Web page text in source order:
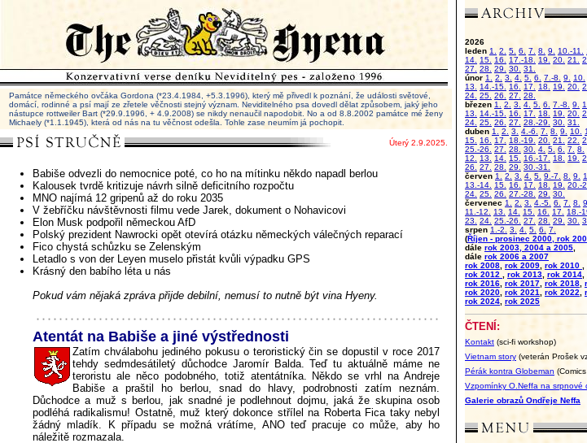
2026
leden 1. 2. 5. 6. 7. 8. 9. 10.-11.
14.
15. 16. 17.-18. 19. 20. 21.
27.
28. 29. 30. 31.
únor 1. 2. 3. 4. 5. 6. 7.-8. 9. 10.
13.
14.-15. 16. 17. 18. 19. 20.
24. 25. 26. 27.
28.
březen 1. 2. 3. 4. 5. 6. 7.-8. 9.
13.
14.-15. 16. 17. 18. 19. 20.
24. 25. 26. 27. 28.-29. 30. 31.
duben 1. 2. 3. 4.-6. 7. 8. 9. 10.
15.
16. 17. 18.-19. 20. 21. 22.
25.-26.
27. 28. 30. 4. 5. 6. 7. 8.
12.
13. 14. 15. 16.-17. 18. 19.
26.
27. 28. 29.
30.-31.
červen 1. 2. 3. 4. 5. 9.-7. 8. 9.
13.-14.
15. 16. 17. 18. 19. 20.-
24. 25. 26. 27.-28. 29.
30.
červenec 1. 2. 3. 4.-5. 6. 7. 8. 9.
11.-12.
13. 14. 15. 16. 17. 18.-
23.
24. 25.-26. 27. 28. 29. 30.
srpen 1.-2. 3. 4. 5. 6. 7.
(Říjen - prosinec 2000, rok
dále rok 2003, 2004 a 2005
dále rok 2006 a 2007
rok 2008 rok 2009 rok 2010
rok 2012
rok 2013 rok 2014
rok 2016 rok 2017 rok 2018
rok 2020 rok 2021 rok 2022
rok 2024 rok 2025
ČTENÍ:
Kontakt (sci-fi workshop)
Vietnam story (veterán Prošek
Pérák kontra Globeman
Vzpomínky O.Neffa na srpnové
Galerie obrazů Ondřeje Neffa
Památce německého ovčáka Gordona (*23.4.1984, +5.3.1996), který mě přivedl k poznání, že události světové,
domácí, rodinné a psí mají ze zřetele věčnosti stejný význam. Neviditelného psa dovedl dělat způsobem, jaký jeho
nástupce rottweiler Bart (*29.9.1996, + 4.9.2008) se nikdy nenaučil napodobit. No a od 8.8.2002 památce mé ženy
Michaely (*1.1.1945), která od nás na tu věčnost odešla. Tohle zase neumím já pochopit.
Úterý 2.9.2025.
Babiše odvezli do nemocnice poté, co ho na mítinku někdo napadl berlou
Kalousek tvrdě kritizuje návrh silně deficitního rozpočtu
MNO najímá 12 gripenů až do roku 2035
V žebříčku návštěvnosti filmu vede Jarek, dokument o Nohavicovi
Elon Musk podpořil německou AfD
Polský prezident Nawrocki opět otevírá otázku německých válečných reparací
Fico chystá schůzku se Zelenským
Letadlo s von der Leyen muselo přistát kvůli výpadku GPS
Krásný den babího léta u nás
Pokud vám nějaká zpráva přijde debilní, nemusí to nutně být vina Hyeny.
Atentát na Babiše a jiné výstřednosti
Zatím chválabohu jediného pokusu o teroristický čin se dopustil v roce 2017
tehdy sedmdesátiletý důchodce Jaromír Balda. Teď tu aktuálně máme ne
teroristu ale něco podobného, totiž atentátníka. Někdo se vrhl na Andreje
Babiše a praštil ho berlou, snad do hlavy, podrobnosti zatím neznám.
Důchodce a muž s berlou, jak snadné je podlehnout dojmu, jaká že skupina osob
podléhá radikalismu! Ostatně, muž který dokonce střílel na Roberta Fica taky nebyl
žádný mladík. K případu se možná vrátíme, ANO teď pracuje co může, aby ho
náležitě rozmazala.